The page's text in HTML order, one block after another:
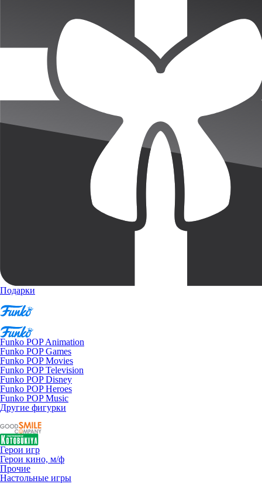
Подарки
Funko POP Animation
Funko POP Games
Funko POP Movies
Funko POP Television
Funko POP Disney
Funko POP Heroes
Funko POP Music
Другие фигурки
Герои игр
Герои кино, м/ф
Прочие
Настольные игры